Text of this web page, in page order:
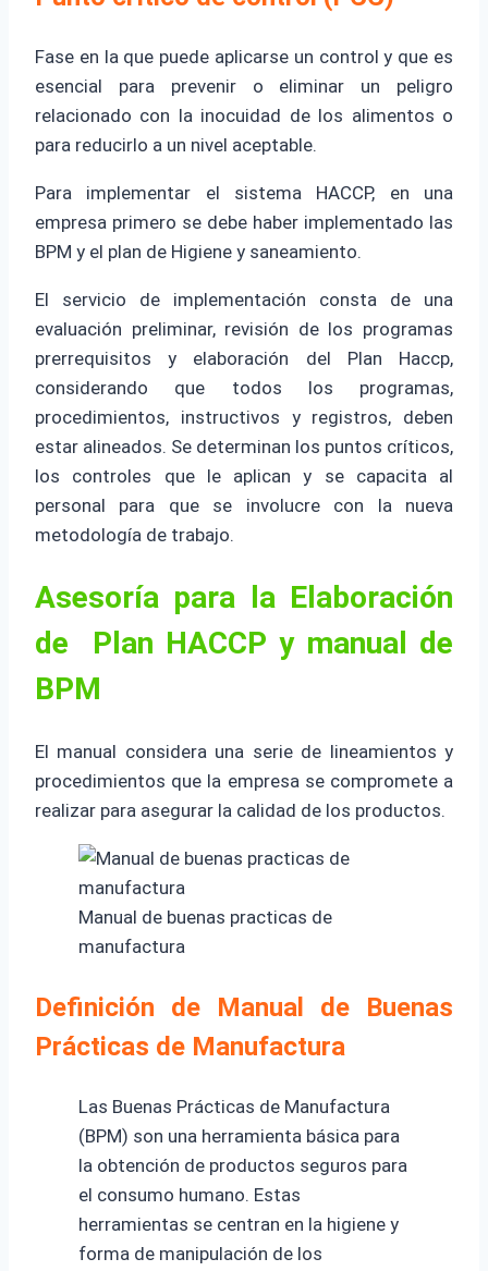
Fase en la que puede aplicarse un control y que es
esencial para prevenir o eliminar un peligro
relacionado con la inocuidad de los alimentos o
para reducirlo a un nivel aceptable.
Para implementar el sistema HACCP, en una
empresa primero se debe haber implementado las
BPM y el plan de Higiene y saneamiento.
El servicio de implementación consta de una
evaluación preliminar, revisión de los programas
prerrequisitos y elaboración del Plan Haccp,
considerando que todos los programas,
procedimientos, instructivos y registros, deben
estar alineados. Se determinan los puntos críticos,
los controles que le aplican y se capacita al
personal para que se involucre con la nueva
metodología de trabajo.
Asesoría para la Elaboración
de Plan HACCP y manual de
BPM
El manual considera una serie de lineamientos y
procedimientos que la empresa se compromete a
realizar para asegurar la calidad de los productos.
Manual de buenas practicas de
manufactura
Definición de Manual de Buenas
Prácticas de Manufactura
Las Buenas Prácticas de Manufactura
(BPM) son una herramienta básica para
la obtención de productos seguros para
el consumo humano. Estas
herramientas se centran en la higiene y
forma de manipulación de los